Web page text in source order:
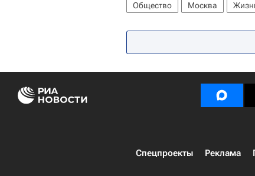
Общество Москва
Спецпроекты
Реклама